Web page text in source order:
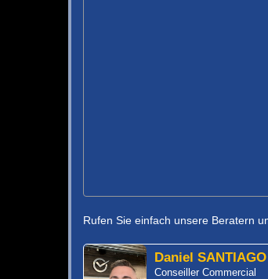
Rufen Sie einfach unsere Beratern
Daniel SANTIAGO
Conseiller Commercial